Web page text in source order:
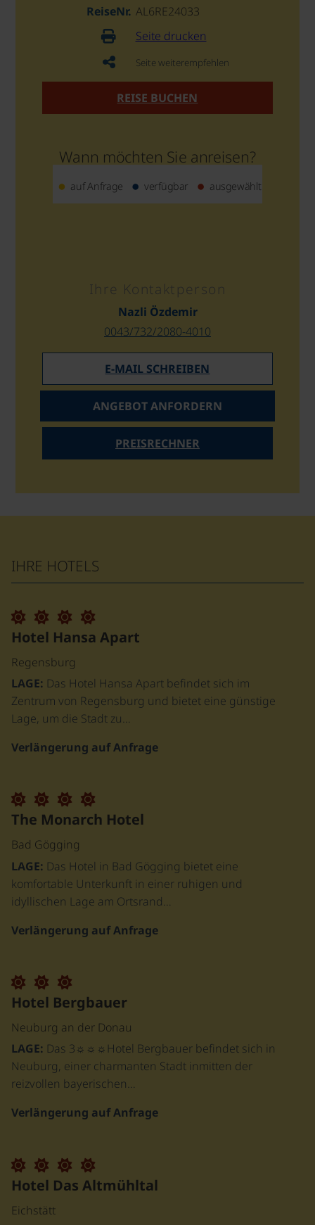
ReiseNr. AL6RE24033
Seite drucken
Seite weiterempfehlen
REISE BUCHEN
Wann möchten Sie anreisen?
auf Anfrage verfügbar ausgewählt
Ihre Kontaktperson
Nazli Özdemir
0043/732/2080-4010
E-MAIL SCHREIBEN
ANGEBOT ANFORDERN
PREISRECHNER
IHRE HOTELS
Hotel Hansa Apart
Regensburg
LAGE: Das Hotel Hansa Apart befindet sich im
Zentrum von Regensburg und bietet eine günstige
Lage, um die Stadt zu…
Verlängerung auf Anfrage
The Monarch Hotel
Bad Gögging
LAGE: Das Hotel in Bad Gögging bietet eine
komfortable Unterkunft in einer ruhigen und
idyllischen Lage am Ortsrand…
Verlängerung auf Anfrage
Hotel Bergbauer
Neuburg an der Donau
LAGE: Das 3☼☼☼Hotel Bergbauer befindet sich in
Neuburg, einer charmanten Stadt inmitten der
reizvollen bayerischen…
Verlängerung auf Anfrage
Hotel Das Altmühltal
Eichstätt